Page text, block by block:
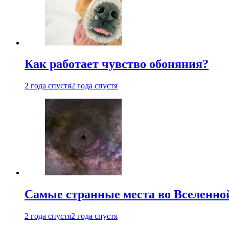
Как работает чувство обоняния?
2 года спустя2 года спустя
Самые странные места во
2 года спустя2 года спустя